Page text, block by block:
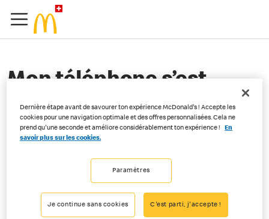
Mon téléphone s’est
éteint AVANT la
confirmation du
paiement dans
Order&Pay. Vais-je quand
même recevoir ma
Dernière étape avant de savourer ton expérience McDonald's ! Accepte les
cookies pour une navigation optimale et des offres personnalisées. Cela ne
prend qu'une seconde et améliore considérablement ton expérience !
En
savoir plus sur les cookies.
Paramètres
Je continue sans cookies C'est parti, j'accepte !